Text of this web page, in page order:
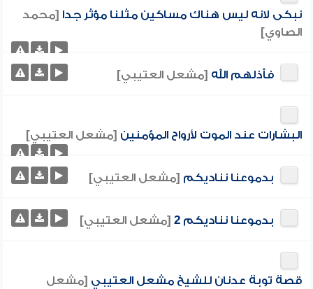
نبكى لانه ليس هناك مساكين مثلنا مؤثر جدا [محمد
الصاوي]
فأذلهم الله [مشعل العتيبي]
البشارات عند الموت لأرواح المؤمنين [مشعل العتيبي]
بدموعنا نناديكم [مشعل العتيبي]
بدموعنا نناديكم 2 [مشعل العتيبي]
قصة توبة عدنان للشيخ مشعل العتيبي [مشعل